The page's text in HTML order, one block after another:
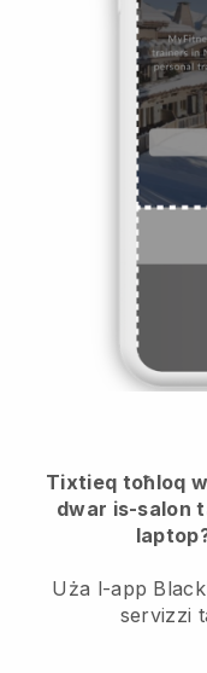
Tixtieq toħloq
dwar is-salon
Uża l-app
servizzi